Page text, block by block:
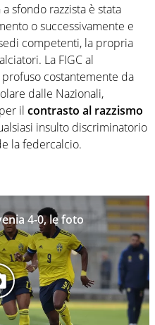
sfondo razzista è stata
o successivamente e
competenti, la propria
La FIGC al
costantemente da
dalle Nazionali,
il contrasto al razzismo
insulto discriminatorio
la federcalcio.
4-0, le foto